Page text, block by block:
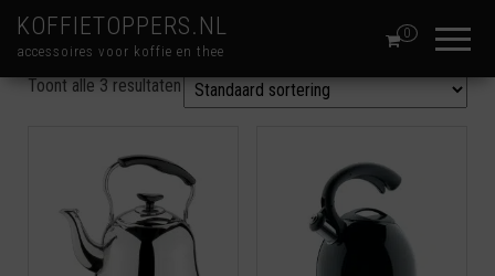
KOFFIETOPPERS.NL
accessoires voor koffie en thee
0
Toont alle 3 resultaten